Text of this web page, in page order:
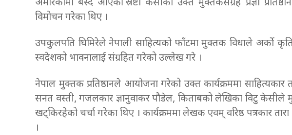
अमेरिकामा बस्दै आएकी स्रष्टा केसीको उक्त मुक्तकसंग्रह प्रज्ञा
विमोचन गरेका थिए ।
उपकुलपति घिमिरेले नेपाली साहित्यको फाँटमा मुक्तक विधाले अर्को
स्वदेशको भावनालाई संग्रहित गरेको उल्लेख गरे ।
नेपाल मुक्तक प्रतिष्ठानले आयोजना गरेको उक्त कार्यक्रममा
सनत वस्ती, गजलकार ज्ञानुवाकर पौडेल, किताबको लेखिका विटु केसीले
खट्किरहेको चर्चा गरेका थिए । कार्यक्रममा लेखक एवम् वरिष्ठ पत्रकार
।